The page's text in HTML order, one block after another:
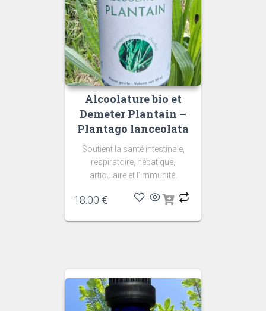
Alcoolature bio et
Demeter Plantain –
Plantago lanceolata
Soutient la santé intestinale,
respiratoire, hépatique,
articulaire et l’immunité.
18.00 €